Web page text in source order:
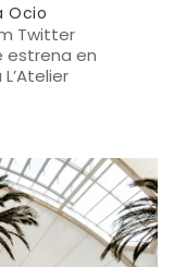
Ocio
Twitter
estrena en